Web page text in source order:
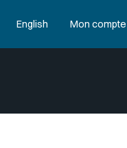
English Mon compte